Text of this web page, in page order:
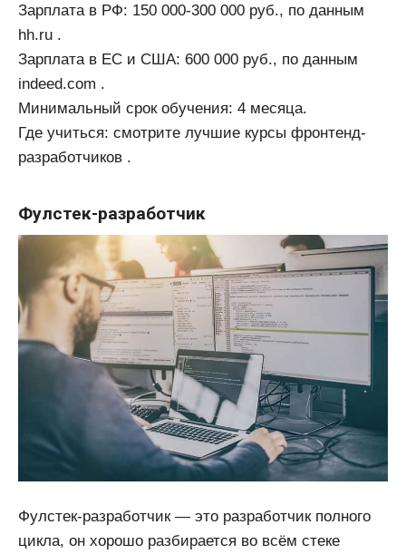
Зарплата в РФ: 150 000-300 000 руб., по данным
hh.ru .
Зарплата в ЕС и США: 600 000 руб., по данным
indeed.com .
Минимальный срок обучения: 4 месяца.
Где учиться: смотрите лучшие курсы фронтенд-
разработчиков .
Фулстек-разработчик
Фулстек-разработчик — это разработчик полного
цикла, он хорошо разбирается во всём стеке